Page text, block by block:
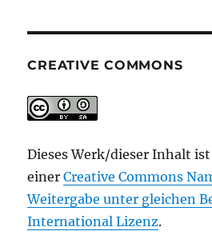
CREATIVE COMMONS
Dieses Werk/dieser Inhalt
einerCreative Commons
Weitergabe unter gleichen
International Lizenz.